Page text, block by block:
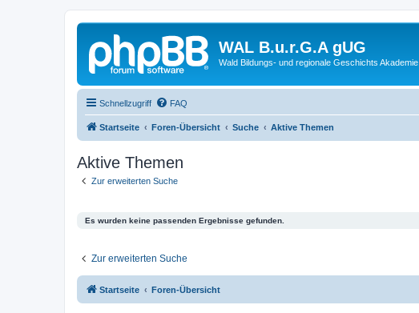
WAL B.u.r.G.A gUG
Wald Bildungs- und regionale Geschichts Akademie.
Schnellzugriff FAQ
Startseite Foren-Übersicht Suche Aktive Themen
Aktive Themen
Zur erweiterten Suche
Es wurden keine passenden Ergebnisse gefunden.
Zur erweiterten Suche
Startseite Foren-Übersicht